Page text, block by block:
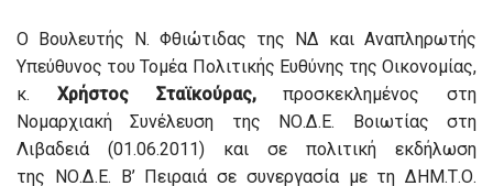
Ο Βουλευτής N. Φθιώτιδας της ΝΔ και Αναπληρωτής
Υπεύθυνος του Τομέα Πολιτικής Ευθύνης της Οικονομίας,
κ. Χρήστος Σταϊκούρας,προσκεκλημένος στη
Νομαρχιακή Συνέλευση της ΝΟ.Δ.Ε. Βοιωτίας στη
Λιβαδειά (01.06.2011) και σε πολιτική εκδήλωση
της ΝΟ.Δ.Ε. Β’ Πειραιά σε συνεργασία με τη ΔΗΜ.Τ.Ο.